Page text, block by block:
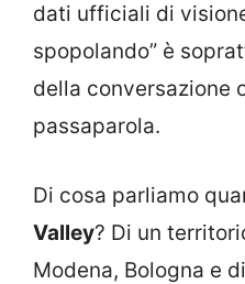
dati ufficiali di
spopolando” è
della conversazione
passaparola.
Di cosa parliamo
Valley? Di un
Modena, Bologna e